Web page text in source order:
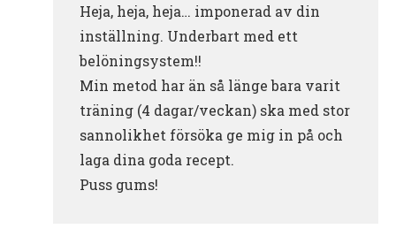
Heja, heja, heja… imponerad av din
inställning. Underbart med ett
belöningsystem!!
Min metod har än så länge bara varit
träning (4 dagar/veckan) ska med stor
sannolikhet försöka ge mig in på och
laga dina goda recept.
Puss gums!